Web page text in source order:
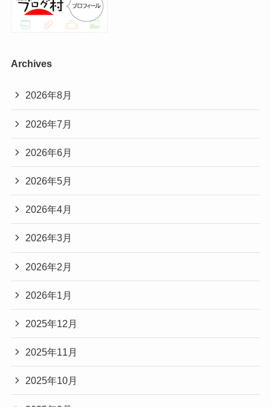
Archives
2026年8月
2026年7月
2026年6月
2026年5月
2026年4月
2026年3月
2026年2月
2026年1月
2025年12月
2025年11月
2025年10月